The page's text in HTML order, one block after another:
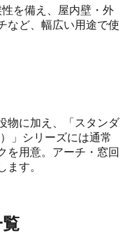
を備え、屋内壁・外
など、幅広い用途で使
物に加え、「スタンダ
」シリーズには通常
を用意。アーチ・窓回
ます。